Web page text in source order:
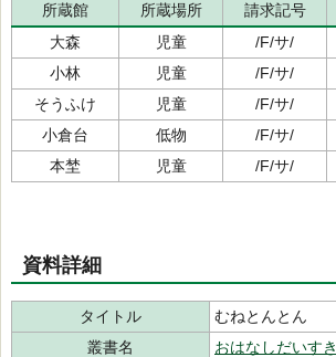
所蔵館 所蔵場所 請求記号
大森
児童 /F/サ/
小林
児童 /F/サ/
そうふけ
児童 /F/サ/
小倉台
低物 /F/サ/
本埜
児童 /F/サ/
資料詳細
タイトル
むねとんとん
叢書名
おはなしだいすき